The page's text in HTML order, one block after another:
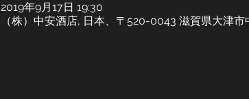
2019年9月17日 19:30
（株）中安酒店, 日本、〒520-0043 滋賀県大津市